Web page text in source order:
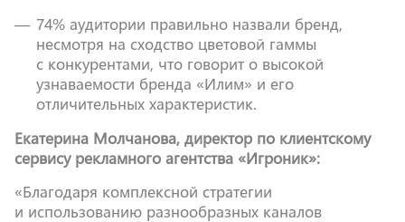
74% аудитории правильно назвали бренд,
несмотря на сходство цветовой гаммы
с конкурентами, что говорит о высокой
узнаваемости бренда «Илим» и его
отличительных характеристик.
Екатерина Молчанова, директор по клиентскому
сервису рекламного агентства «Игроник»:
«Благодаря комплексной стратегии
и использованию разнообразных каналов